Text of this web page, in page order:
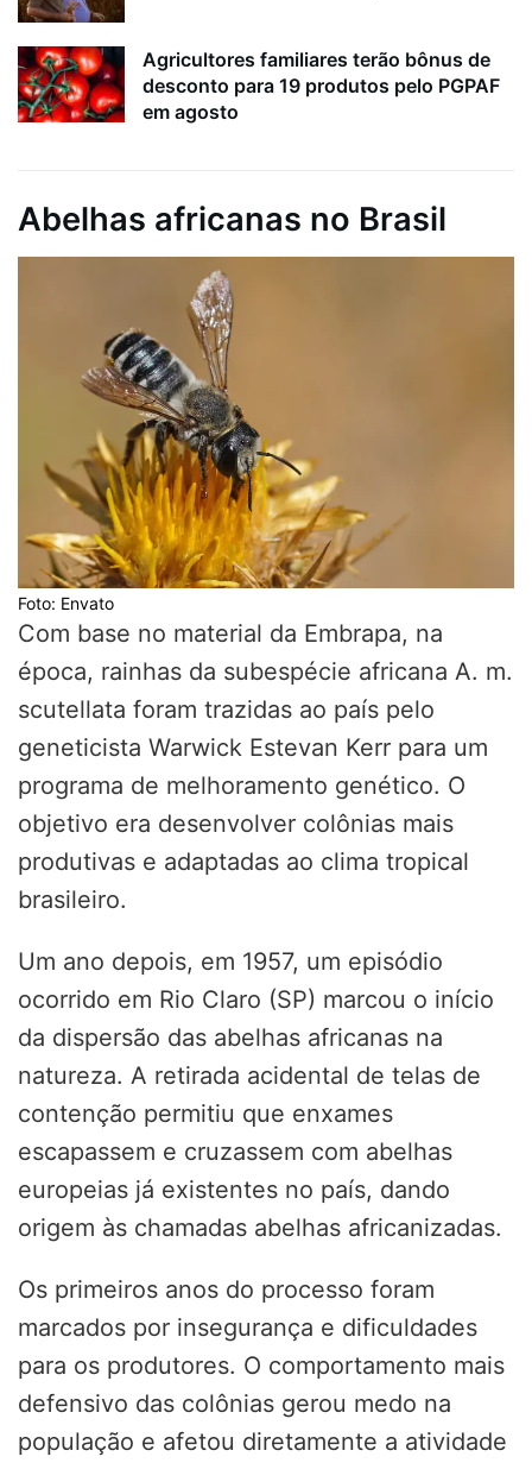
Agricultores familiares terão bônus de
desconto para 19 produtos pelo PGPAF
em agosto
Abelhas africanas no Brasil
Foto: Envato
Com base no material da Embrapa, na
época, rainhas da subespécie africana A. m.
scutellata foram trazidas ao país pelo
geneticista Warwick Estevan Kerr para um
programa de melhoramento genético. O
objetivo era desenvolver colônias mais
produtivas e adaptadas ao clima tropical
brasileiro.
Um ano depois, em 1957, um episódio
ocorrido em Rio Claro (SP) marcou o início
da dispersão das abelhas africanas na
natureza. A retirada acidental de telas de
contenção permitiu que enxames
escapassem e cruzassem com abelhas
europeias já existentes no país, dando
origem às chamadas abelhas africanizadas.
Os primeiros anos do processo foram
marcados por insegurança e dificuldades
para os produtores. O comportamento mais
defensivo das colônias gerou medo na
população e afetou diretamente a atividade